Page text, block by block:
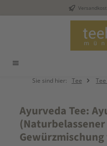
Zum Hauptinhalt springen
Sie sind hier: Tee
Ayurveda Tee: